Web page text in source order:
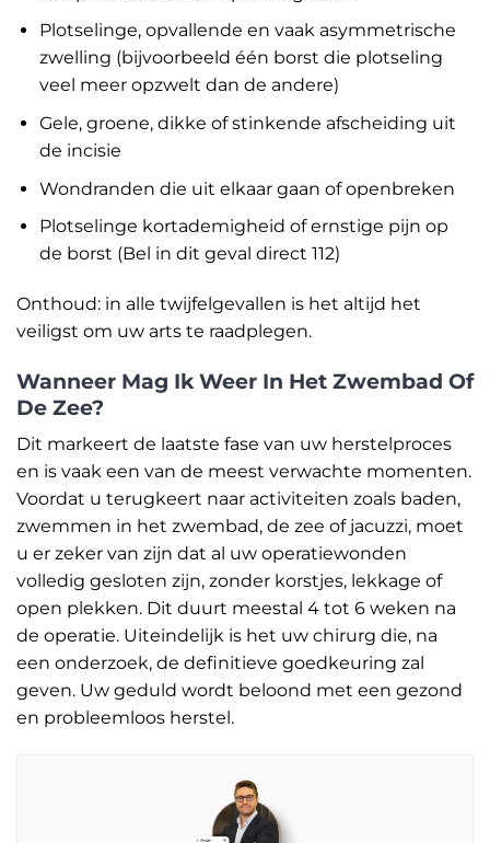
Plotselinge, opvallende en vaak asymmetrische
zwelling (bijvoorbeeld één borst die plotseling
veel meer opzwelt dan de andere)
Gele, groene, dikke of stinkende afscheiding uit
de incisie
Wondranden die uit elkaar gaan of openbreken
Plotselinge kortademigheid of ernstige pijn op
de borst (Bel in dit geval direct 112)
Onthoud: in alle twijfelgevallen is het altijd het
veiligst om uw arts te raadplegen.
Wanneer Mag Ik Weer In Het Zwembad Of
De Zee?
Dit markeert de laatste fase van uw herstelproces
en is vaak een van de meest verwachte momenten.
Voordat u terugkeert naar activiteiten zoals baden,
zwemmen in het zwembad, de zee of jacuzzi, moet
u er zeker van zijn dat al uw operatiewonden
volledig gesloten zijn, zonder korstjes, lekkage of
open plekken. Dit duurt meestal 4 tot 6 weken na
de operatie. Uiteindelijk is het uw chirurg die, na
een onderzoek, de definitieve goedkeuring zal
geven. Uw geduld wordt beloond met een gezond
en probleemloos herstel.